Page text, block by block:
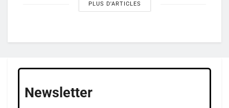
PLUS D'ARTICLES
Newsletter